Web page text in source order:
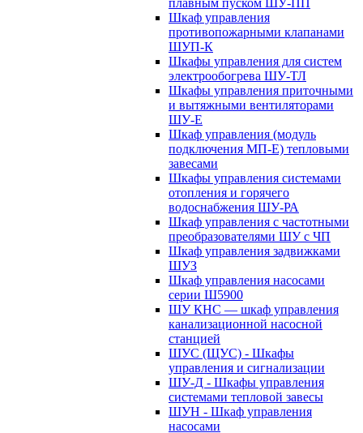
плавным пуском ШУ-ПП
Шкаф управления
противопожарными клапанами
ШУП-К
Шкафы управления для систем
электрообогрева ШУ-ТЛ
Шкафы управления приточными
и вытяжными вентиляторами
ШУ-Е
Шкаф управления (модуль
подключения МП-Е) тепловыми
завесами
Шкафы управления системами
отопления и горячего
водоснабжения ШУ-РА
Шкаф управления с частотными
преобразователями ШУ с ЧП
Шкаф управления задвижками
ШУЗ
Шкаф управления насосами
серии Ш5900
ШУ КНС — шкаф управления
канализационной насосной
станцией
ШУС (ЩУС) - Шкафы
управления и сигнализации
ШУ-Д - Шкафы управления
системами тепловой завесы
ШУН - Шкаф управления
насосами